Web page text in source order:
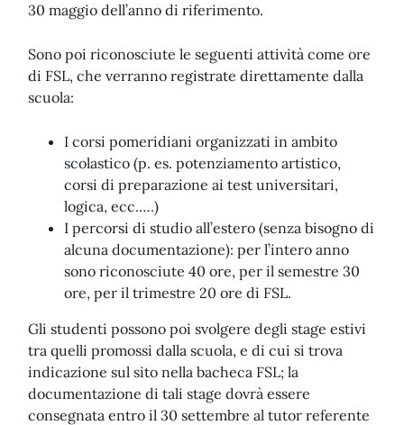
30 maggio dell’anno di riferimento.
Sono poi riconosciute le seguenti attività come ore
di FSL, che verranno registrate direttamente dalla
scuola:
I corsi pomeridiani organizzati in ambito
scolastico (p. es. potenziamento artistico,
corsi di preparazione ai test universitari,
logica, ecc.….)
I percorsi di studio all’estero (senza bisogno di
alcuna documentazione): per l’intero anno
sono riconosciute 40 ore, per il semestre 30
ore, per il trimestre 20 ore di FSL.
Gli studenti possono poi svolgere degli stage estivi
tra quelli promossi dalla scuola, e di cui si trova
indicazione sul sito nella bacheca FSL; la
documentazione di tali stage dovrà essere
consegnata entro il 30 settembre al tutor referente